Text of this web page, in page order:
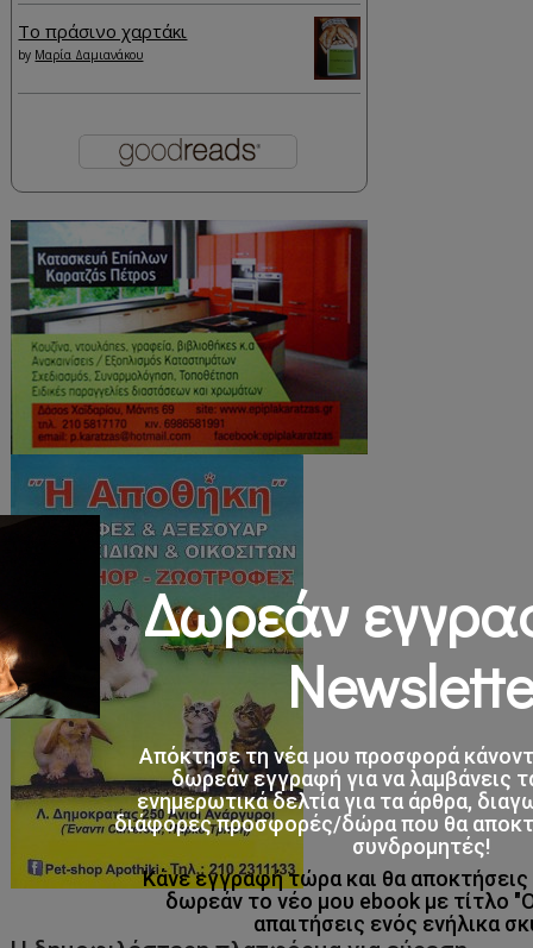
Το πράσινο χαρτάκι
by Μαρία Δαμιανάκου
Δωρεάν
Απόκτησε τη νέα μου προσφορά
δωρεάν εγγραφή για να λαμβάνεις
ενημερωτικά δελτία για τα άρθρα,
διάφορες προσφορές/δώρα που θα
συνδρομητές!
Κάνε εγγραφή τώρα και θα
δωρεάν το νέο μου ebook με τίτλο
απαιτήσεις ενός ενήλικα